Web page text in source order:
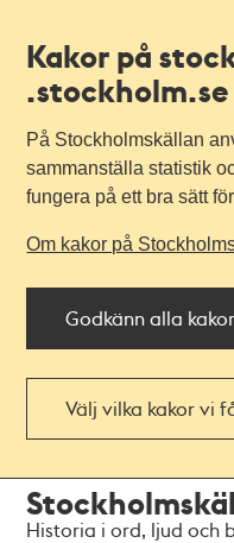
Kakor på
.stockholm.se
På Stockholmskällan
sammanställa statistik
fungera på ett bra sätt
Om kakor på
Godkänn alla kakor
Välj vilka kakor vi
navigationen
huvudinnehållet
Historia i ord, ljud och